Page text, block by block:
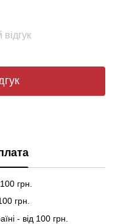
грн.
грн.
- від 100 грн.